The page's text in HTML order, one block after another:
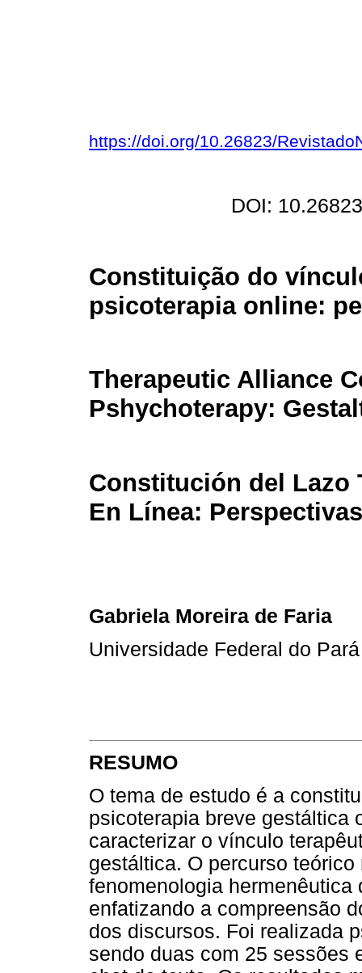
https://doi.org/10.26823/
DOI:
Constituição do
psicoterapia online:
Therapeutic Alliance
Pshychoterapy:
Constitución del Lazo
En Línea:
Gabriela Moreira de Faria
Universidade Federal do Pará
RESUMO
O tema de estudo é a
psicoterapia breve gestáltica
caracterizar o vínculo
gestáltica. O percurso
fenomenologia hermenêutica
enfatizando a compreensão
dos discursos. Foi realizada
sendo duas com 25 sessões